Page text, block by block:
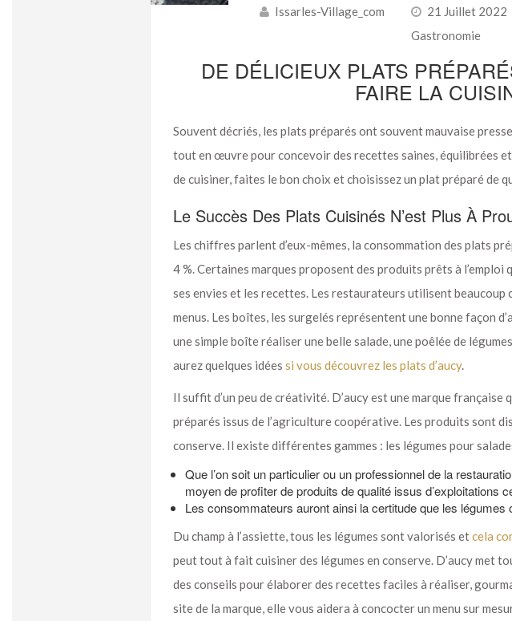
Issarles-Village_com 21 Juillet 2022
Gastronomie
DE DÉLICIEUX PLATS
FAIRE LA
Souvent décriés, les plats préparés ont souvent mauvaise
tout en œuvre pour concevoir des recettes saines, équilibrées et
de cuisiner, faites le bon choix et choisissez un plat préparé de
Le Succès Des Plats Cuisinés N’est Plus À
Les chiffres parlent d’eux-mêmes, la consommation des plats
4 %. Certaines marques proposent des produits prêts à l’emploi
ses envies et les recettes. Les restaurateurs utilisent
menus. Les boîtes, les surgelés représentent une bonne façon
une simple boîte réaliser une belle salade, une poêlée de
aurez quelques idées si vous découvrez les plats d’aucy.
Il suffit d’un peu de créativité. D’aucy est une marque française
préparés issus de l’agriculture coopérative. Les produits sont
conserve. Il existe différentes gammes : les légumes pour
Que l’on soit un particulier ou un professionnel de la
moyen de profiter de produits de qualité issus d’exploitations
Les consommateurs auront ainsi la certitude que les légumes
Du champ à l’assiette, tous les légumes sont valorisés etcela
peut tout à fait cuisiner des légumes en conserve. D’aucy met
des conseils pour élaborer des recettes faciles à réaliser,
site de la marque, elle vous aidera à concocter un menu sur